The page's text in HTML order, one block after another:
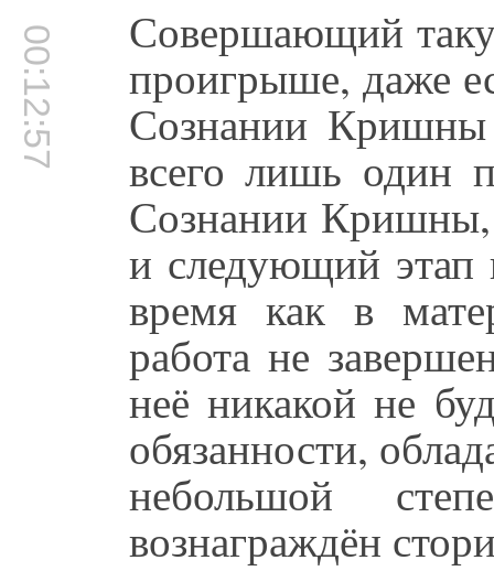
00:12:57 Совершающий
проигрыше, даже
Сознании Кришны
всего лишь один
Сознании Кришны,
и следующий этап
время как в
работа не
неё никакой не
обязанности,
небольшой
вознаграждён